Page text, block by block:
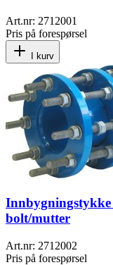
Art.nr: 2712001
Pris på forespørsel
I kurv
bolt/mutter
Art.nr: 2712002
Pris på forespørsel